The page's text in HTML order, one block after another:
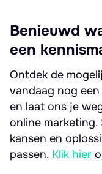
Benieuwd
een
Ontdek de
vandaag nog
en laat ons je
online marketing.
kansen en
passen. Klik hier